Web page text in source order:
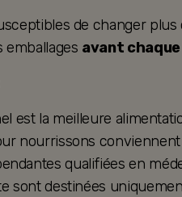
de changer
emballages avant
est la meilleure
nourrissons
qualifiées en
sont destinées